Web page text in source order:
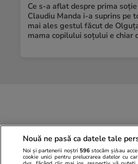
Ce s-a aflat despre prima
Claudiu Manda i-a suprins pe
mai ales gestul făcut de
mama copilului soțului e chiar
Nouă ne pasă ca datele tale
Noi și partenerii noștri 596stocăm și/sau
cookie unici pentru prelucrarea datelor cu